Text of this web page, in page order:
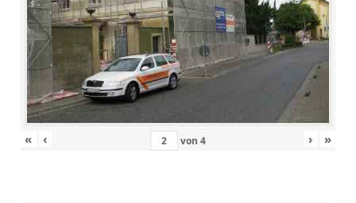
« ‹ von 4 › »